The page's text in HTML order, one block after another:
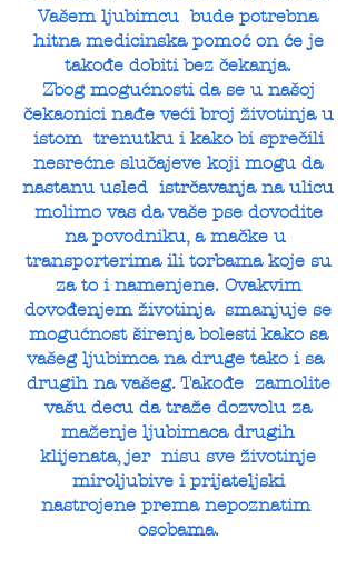
Vašem ljubimcu bude potrebna
hitna medicinska pomoć on će je
takođe dobiti bez čekanja.
Zbog mogućnosti da se u našoj
čekaonici nađe veći broj životinja u
istom trenutku i kako bi sprečili
nesrećne slučajeve koji mogu da
nastanu usled istrčavanja na ulicu
molimo vas da vaše pse dovodite
na povodniku, a mačke u
transporterima ili torbama koje su
za to i namenjene. Ovakvim
dovođenjem životinja smanjuje se
mogućnost širenja bolesti kako sa
vašeg ljubimca na druge tako i sa
drugih na vašeg. Takođe zamolite
vašu decu da traže dozvolu za
maženje ljubimaca drugih
klijenata, jer nisu sve životinje
miroljubive i prijateljski
nastrojene prema nepoznatim
osobama.